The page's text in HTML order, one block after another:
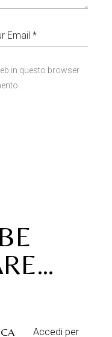
in questo browser
Accedi per